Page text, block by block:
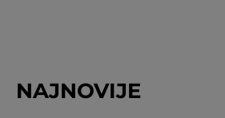
NAJNOVIJE